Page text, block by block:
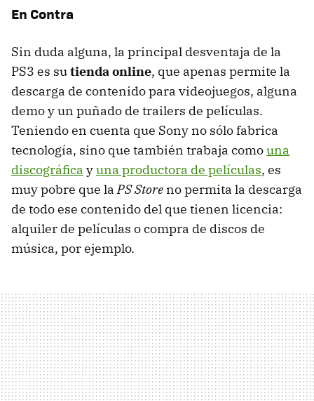
En Contra
Sin duda alguna, la principal desventaja de la
PS3 es sutienda online, que apenas permite la
descarga de contenido para videojuegos, alguna
demo y un puñado de trailers de películas.
Teniendo en cuenta que Sony no sólo fabrica
tecnología, sino que también trabaja comouna
discográfica yuna productora de películas, es
muy pobre que la PS Store no permita la descarga
de todo ese contenido del que tienen licencia:
alquiler de películas o compra de discos de
música, por ejemplo.